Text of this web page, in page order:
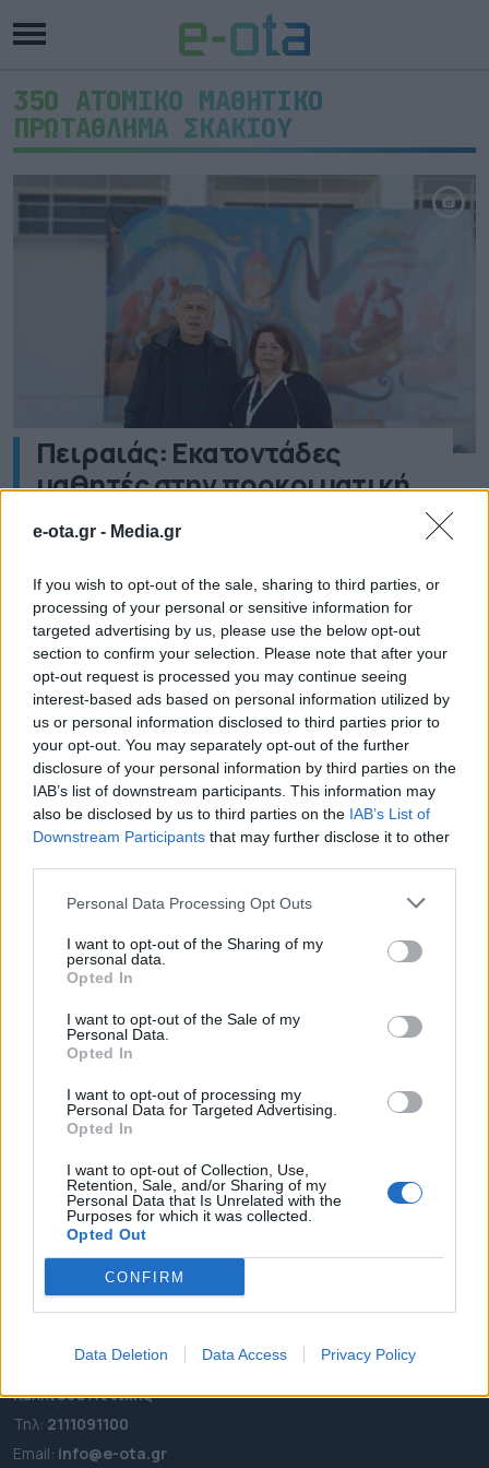
e-ota.gr - Media.gr
If you wish to opt-out of the sale, sharing to third parties, or
processing of your personal or sensitive information for
targeted advertising by us, please use the below opt-out
section to confirm your selection. Please note that after your
opt-out request is processed you may continue seeing
interest-based ads based on personal information utilized by
us or personal information disclosed to third parties prior to
your opt-out. You may separately opt-out of the further
disclosure of your personal information by third parties on the
IAB’s list of downstream participants. This information may
also be disclosed by us to third parties on the IAB’s List of
Downstream Participants that may further disclose it to other
Personal Data Processing Opt Outs
I want to opt-out of the Sharing of my
personal data.
Opted In
I want to opt-out of the Sale of my
Personal Data.
Opted In
I want to opt-out of processing my
Personal Data for Targeted Advertising.
Opted In
I want to opt-out of Collection, Use,
Retention, Sale, and/or Sharing of my
Personal Data that Is Unrelated with the
Purposes for which it was collected.
Opted Out
CONFIRM
Data Deletion Data Access Privacy Policy
35Ο ΑΤΟΜΙΚΟ ΜΑΘΗΤΙΚΟ
ΠΡΩΤΑΘΛΗΜΑ ΣΚΑΚΙΟΥ
Πειραιάς: Εκατοντάδες
μαθητές στην προκριματική
φάση του 35ου Ατομικού
Μαθητικού Πρωταθλήματος
Σκακιού
Με τη συμμετοχή εκατοντάδων μαθητών και
μαθητριών πραγματοποιήθηκε στον Πειραιά η
προκριματική φάση του 35ου Ατομικού Μαθητικού
Πρωταθλήματος Σκακιού για τον Β΄ Τομέα Αττικής.
Η διοργάνωση φιλοξενήθηκε στους χώρους του
13ου Γυμνασίου και του 3ου Λυκείου Πειραιά,
συγκεντρώνοντας μαθητές από Νηπιαγωγεία,
Δημοτικά, Γυμνάσια και Λύκεια, τόσο από δημόσια
όσο και από ιδιωτικά σχολεία του Πειραιά, […]
15.03.2026 - 13.45
ΡΟΗ ΕΙΔΗΣΕΩΝ
ΕΠΙΚΑΙΡΟΤΗΤΑ
OTA LEAKS
ΣΥΝΕΝΤΕΥΞΕΙΣ
e-ota.gr | Ταυτότητα
Καλλιθέα Αττικής
Τηλ: 2111091100
Εmail: info@e-ota.gr